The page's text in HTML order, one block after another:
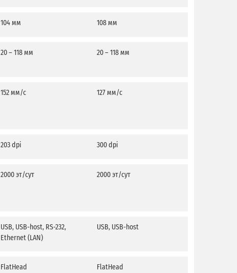
104 мм
20 – 118 мм
152 мм/с
203 dpi
2000 эт/сут
USB, USB-host, RS-232,
Ethernet (LAN)
FlatHead
108 мм
20 – 118 мм
127 мм/с
300 dpi
2000 эт/сут
USB, USB-host
FlatHead